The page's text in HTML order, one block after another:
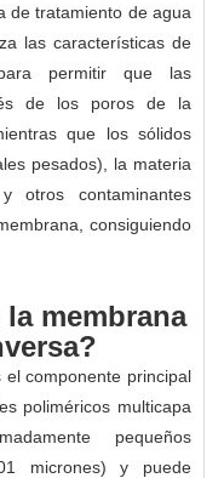
de tratamiento de agua
las características de
permitir que las
de los poros de la
que los sólidos
pesados), la materia
otros contaminantes
consiguiendo
membrana
componente principal
poliméricos multicapa
pequeños
micrones) y puede